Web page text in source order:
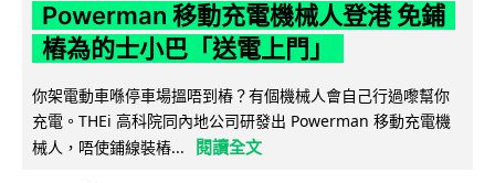
Powerman 移動充電機械人登港 免鋪
樁為的士小巴「送電上門」
你架電動車喺停車場搵唔到樁？有個機械人會自己行過嚟幫你
充電。THEi 高科院同內地公司研發出 Powerman 移動充電機
械人，唔使鋪線裝樁...
閱讀全文